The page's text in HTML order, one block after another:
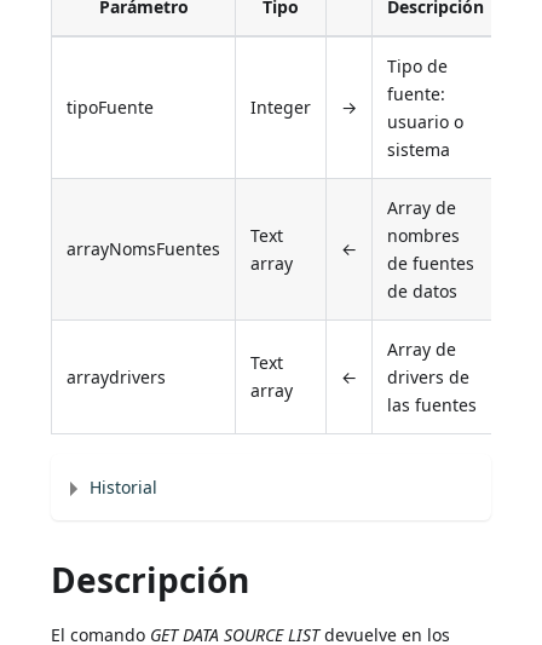
Parámetro Tipo Descripción
tipoFuente Integer →
Tipo de
fuente:
usuario o
sistema
arrayNomsFuentes
Text
array
←
Array de
nombres
de fuentes
de datos
arraydrivers
Text
array
←
Array de
drivers de
las fuentes
Historial
Descripción
El comando GET DATA SOURCE LISTdevuelve en los